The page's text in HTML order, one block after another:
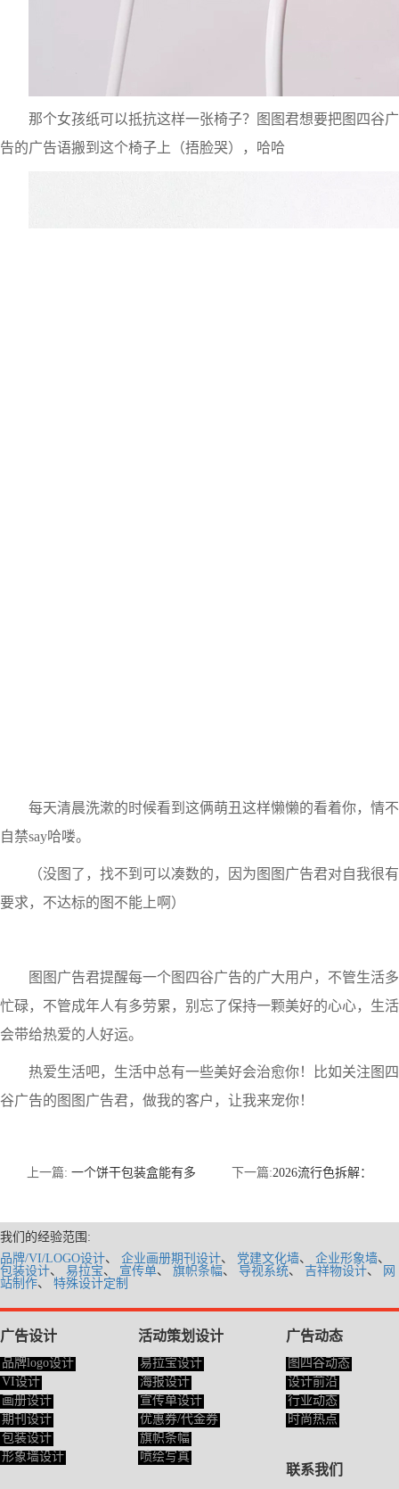
那个女孩纸可以抵抗这样一张椅子？图图君想要把图四谷广
告的广告语搬到这个椅子上（捂脸哭），哈哈
每天清晨洗漱的时候看到这俩萌丑这样懒懒的看着你，情不
自禁say哈喽。
（没图了，找不到可以凑数的，因为图图广告君对自我很有
要求，不达标的图不能上啊）
图图广告君提醒每一个图四谷广告的广大用户，不管生活多
忙碌，不管成年人有多劳累，别忘了保持一颗美好的心心，生活
会带给热爱的人好运。
热爱生活吧，生活中总有一些美好会治愈你！比如关注图四
谷广告的图图广告君，做我的客户，让我来宠你！
上一篇: 一个饼干包装盒能有多 下一篇:2026流行色拆解：
我们的经验范围:
品牌/VI/LOGO设计、 企业画册期刊设计、 党建文化墙、 企业形象墙、
包装设计、 易拉宝、 宣传单、 旗帜条幅、 导视系统、 吉祥物设计、
网
站制作、 特殊设计定制
广告设计
品牌logo设计
VI设计
画册设计
期刊设计
包装设计
形象墙设计
活动策划设计
易拉宝设计
海报设计
宣传单设计
优惠券/代金券
旗帜条幅
喷绘写真
广告动态
图四谷动态
设计前沿
行业动态
时尚热点
联系我们